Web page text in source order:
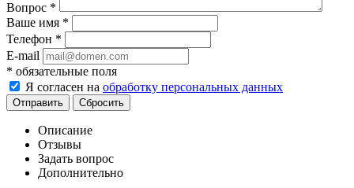
Вопрос *
Ваше имя *
Телефон *
E-mail
* обязательные поля
Я согласен на обработку персональных данных
Сбросить
Описание
Отзывы
Задать вопрос
Дополнительно